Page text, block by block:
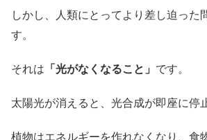
しかし、人類にとってより差し迫った
す。
それは 「光がなくなること」 です。
太陽光が消えると、光合成が即座に停
植物はエネルギーを作れなくなり、食